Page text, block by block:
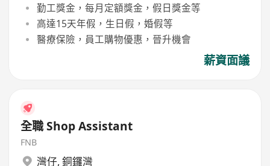
勤工獎金，每月定額獎金，假日獎金等
高達15天年假，生日假，婚假等
醫療保險，員工購物優惠，晉升機會
薪資面議
全職 Shop Assistant
FNB
灣仔, 銅鑼灣